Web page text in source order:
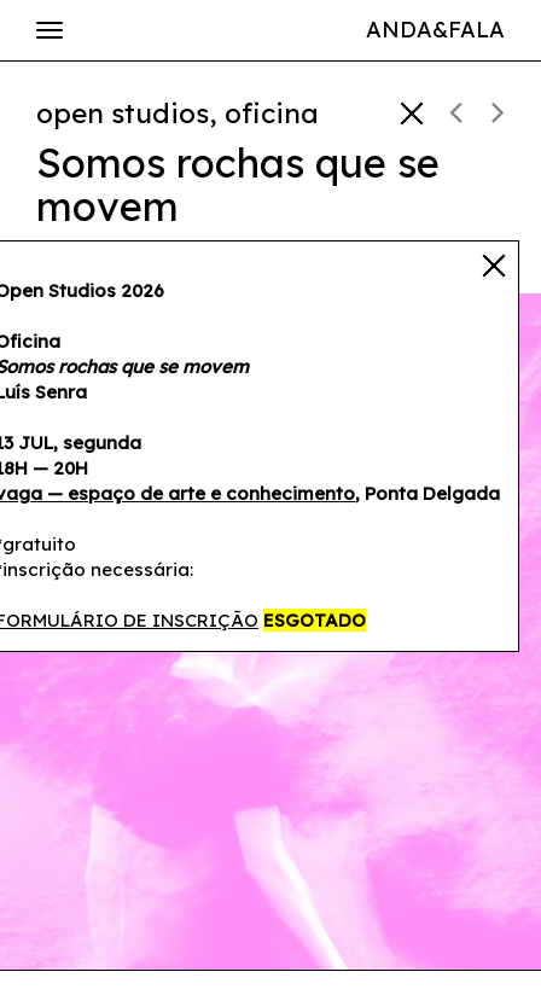
ANDA&FALA
open studios, oficina
Somos rochas que se
movem
Studios 2026
rochas que se movem
Senra
JUL, segunda
— 20H
— espaço de arte e conhecimento, Ponta Delgada
necessária:
DE INSCRIÇÃO ESGOTADO